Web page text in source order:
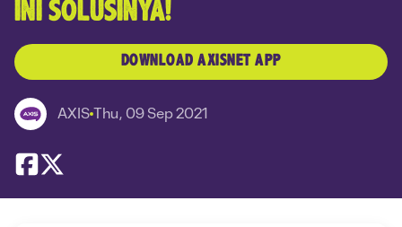
INI SOLUSINYA!
DOWNLOAD AXISNET APP
AXIS Thu, 09 Sep 2021